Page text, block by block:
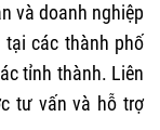
và doanh nghiệp
tại các thành phố
tỉnh thành. Liên
tư vấn và hỗ trợ